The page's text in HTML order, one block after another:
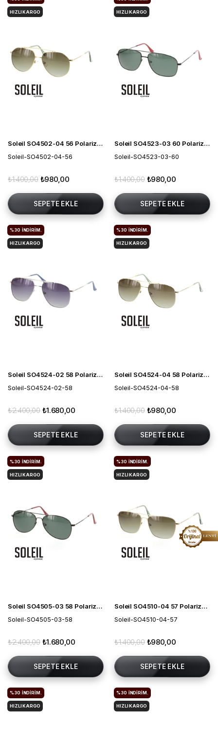
Soleil SO4502-04 56 Polarize Erkek Güneş Gözlüğü
Soleil-SO4502-04-56
₺980,00
₺1.400,00
SEPETE EKLE
HIZLI KARGO
Soleil SO4523-03 60 Polarize Erkek Güneş Gözlüğü
Soleil-SO4523-03-60
₺980,00
₺1.400,00
SEPETE EKLE
HIZLI KARGO
Soleil SO4524-02 58 Polarize Erkek Güneş Gözlüğü
Soleil-SO4524-02-58
₺1.680,00
₺2.400,00
SEPETE EKLE
%30 İNDIRIM.
HIZLI KARGO
Soleil SO4524-04 58 Polarize Erkek Güneş Gözlüğü
Soleil-SO4524-04-58
₺980,00
₺1.400,00
SEPETE EKLE
%30 İNDIRIM.
HIZLI KARGO
Soleil SO4505-03 58 Polarize Erkek Güneş Gözlüğü
Soleil-SO4505-03-58
₺1.680,00
₺2.400,00
SEPETE EKLE
%30 İNDIRIM.
HIZLI KARGO
Soleil SO4510-04 57 Polarize Erkek Güneş Gözlüğü
Soleil-SO4510-04-57
₺980,00
₺1.400,00
SEPETE EKLE
%30 İNDIRIM.
HIZLI KARGO
%30 İNDIRIM.
HIZLI KARGO
%30 İNDIRIM.
HIZLI KARGO